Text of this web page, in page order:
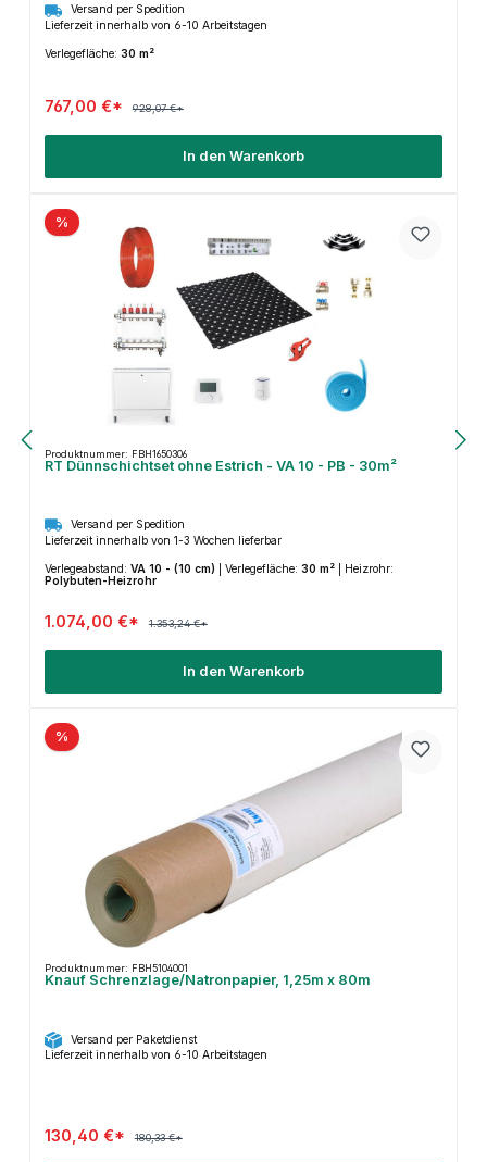
Versand per Spedition
Lieferzeit innerhalb von 6-10 Arbeitstagen
Verlegefläche: 30 m²
767,00 €* 928,07 €*
In den Warenkorb
%
Produktnummer: FBH1650306
RT Dünnschichtset ohne Estrich - VA 10 - PB - 30m²
Versand per Spedition
Lieferzeit innerhalb von 1-3 Wochen lieferbar
Verlegeabstand: VA 10 - (10 cm) Verlegefläche: 30 m²
Heizrohr:
Polybuten-Heizrohr
1.074,00 €* 1.353,24 €*
In den Warenkorb
%
Produktnummer: FBH5104001
Knauf Schrenzlage/Natronpapier, 1,25m x 80m
Versand per Paketdienst
Lieferzeit innerhalb von 6-10 Arbeitstagen
130,40 €* 180,33 €*